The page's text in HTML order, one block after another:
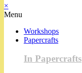
×
Menu
Workshops
Papercrafts
In Papercrafts